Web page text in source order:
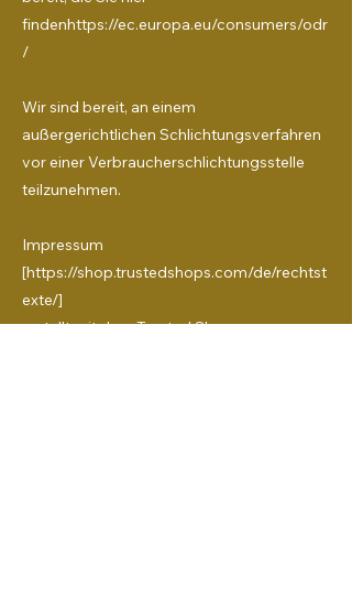
findenhttps://ec.europa.eu/consumers/odr
/
Wir sind bereit, an einem
außergerichtlichen Schlichtungsverfahren
vor einer Verbraucherschlichtungsstelle
teilzunehmen.
Impressum
[https://shop.trustedshops.com/de/rechtst
exte/]
erstellt mit dem Trusted Shops